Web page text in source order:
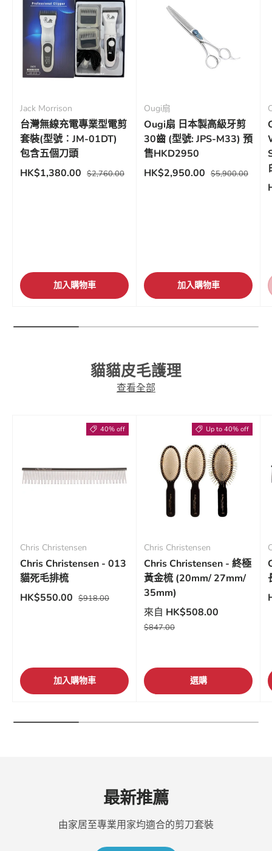
Jack Morrison
台灣無線充電專業型電剪
套裝(型號︰JM-01DT)
包含五個刀頭
HK$1,380.00 $2,760.00
加入購物車
Ougi扇
Ougi扇 日本製高級牙剪
30齒 (型號: JPS-M33) 預
售HKD2950
HK$2,950.00 $5,900.00
加入購物車
貓貓皮毛護理
查看全部
40% off
Chris Christensen
Chris Christensen - 013
貓死毛排梳
HK$550.00 $918.00
加入購物車
Up to 40% off
Chris Christensen
Chris Christensen - 終極
黃金梳 (20mm/ 27mm/
35mm)
來自 HK$508.00
$847.00
選購
最新推薦
由家居至專業用家均適合的剪刀套裝